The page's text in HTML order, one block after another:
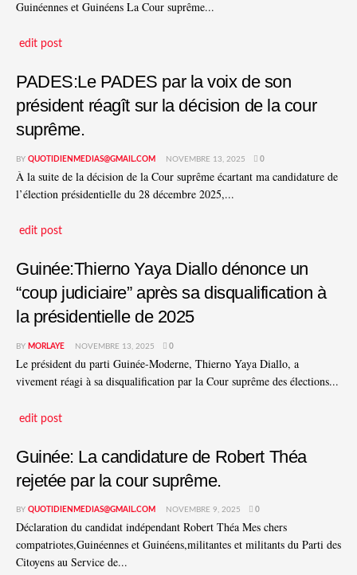
Guinéennes et Guinéens La Cour suprême...
edit post
PADES:Le PADES par la voix de son
président réagît sur la décision de la cour
suprême.
BY QUOTIDIENMEDIAS@GMAIL.COM NOVEMBRE 13, 2025 0
À la suite de la décision de la Cour suprême écartant ma candidature de
l’élection présidentielle du 28 décembre 2025,...
edit post
Guinée:Thierno Yaya Diallo dénonce un
“coup judiciaire” après sa disqualification à
la présidentielle de 2025
BY MORLAYE NOVEMBRE 13, 2025 0
Le président du parti Guinée-Moderne, Thierno Yaya Diallo, a
vivement réagi à sa disqualification par la Cour suprême des élections...
edit post
Guinée: La candidature de Robert Théa
rejetée par la cour suprême.
BY QUOTIDIENMEDIAS@GMAIL.COM NOVEMBRE 9, 2025 0
Déclaration du candidat indépendant Robert Théa Mes chers
compatriotes,Guinéennes et Guinéens,militantes et militants du Parti des
Citoyens au Service de...